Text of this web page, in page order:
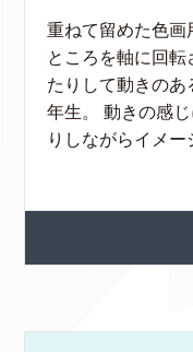
重ねて留めた色画
ところを軸に回
たりして動きのあ
年生。 動きの感
りしながらイメ